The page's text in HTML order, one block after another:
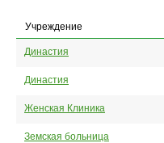
Учреждение
Династия
Династия
Женская Клиника
Земская больница